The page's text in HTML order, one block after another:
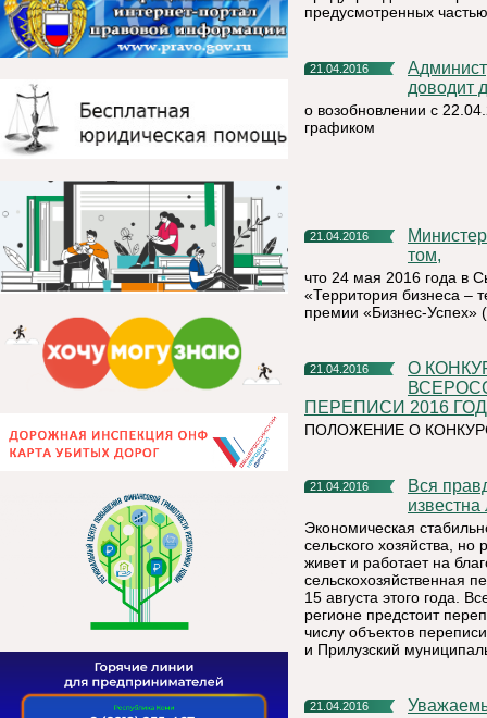
предусмотренных
21.04.2016
Администрация муниципального района «Княжпогостский»
доводит
о возобновлении с
графиком
21.04.2016
Министерство экономики Республики Коми информирует о
том,
что 24 мая 2016 года в
«Территория бизнеса –
премии «Бизнес-
21.04.2016
О КОНКУРСЕ ДЕТСКОГО РИСУНКА, ПОСВЯЩЕННОМ
ПЕРЕПИСИ 2016
ПОЛОЖЕНИЕ О
21.04.2016
Вся правда о сельскохозяйственной отрасли региона станет
известна
Экономическая
сельского хозяйства,
живет и работает на
сельскохозяйственная
15 августа этого года.
регионе предстоит
числу объектов
и Прилузский
21.04.2016